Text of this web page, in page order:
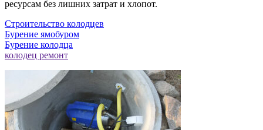
ресурсам без лишних затрат и хлопот.
Строительство колодцев
Бурение ямобуром
Бурение колодца
колодец ремонт